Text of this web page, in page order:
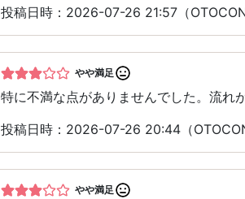
投稿日時：2026-07-26 21:57（
やや満足
特に不満な点がありませんでした。流れ
投稿日時：2026-07-26 20:44（
やや満足